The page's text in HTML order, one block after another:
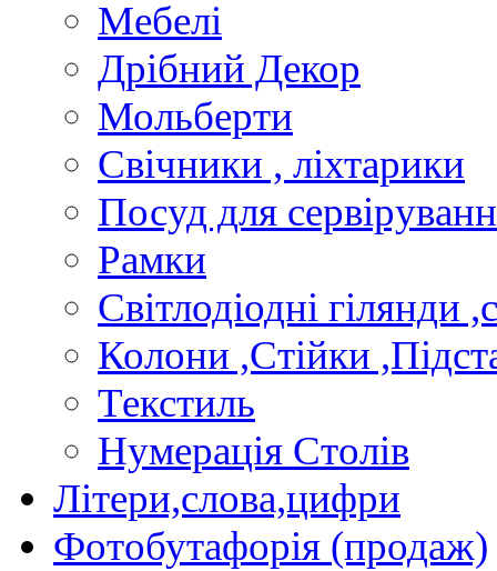
Мебелi
Дрiбний Декор
Мольберти
Свiчники , лiхтарики
Посуд для
Рамки
Свiтлодiоднi гiлянди
Колони ,Стiйки
Текстиль
Нумерацiя Столiв
Лiтери,слова,цифри
Фотобутафорiя (продаж)